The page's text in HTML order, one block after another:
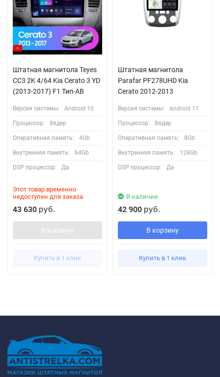
Штатная магнитола Teyes
CC3 2K 4/64 Kia Cerato 3 YD
(2013-2017) F1 Тип-AB
Версия системы: Android 10
Процессор: 8ядер
Оперативная память: 4Gb
Внутренняя память: 64Gb
DSP процессор: Да
Этот товар временно
недоступен для заказа
43 630 руб.
В корзину
Купить в 1 клик
Штатная магнитола
Parafar PF278UHD Kia
Cerato 2012-2013
Версия системы: Android 11
Процессор: 8ядер
Оперативная память: 8Gb
Внутренняя память: 128Gb
DSP процессор: Да
В наличии
42 900 руб.
В корзину
Купить в 1 клик